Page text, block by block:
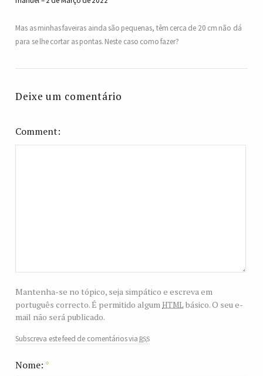
Mas as minhas faveiras ainda são pequenas, têm cerca de 20 cm não dá
para se lhe cortar as pontas. Neste caso como fazer?
Deixe um comentário
Comment
Mantenha-se no tópico, seja simpático e escreva em
português correcto. É permitido algum htmlbásico. O seu e-
mail não será publicado.
Subscreva este feed de comentários viarss
Nome: *